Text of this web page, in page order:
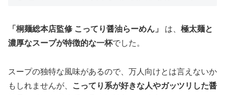
「桐麺総本店監修 こってり醤油らーめん」 は、 極太麺と
濃厚なスープが特徴的な一杯でした。
スープの独特な風味があるので、万人向けとは言えないか
もしれませんが、
こってり系が好きな人やガッツリした醤